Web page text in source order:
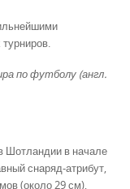
по футболу (англ.
Шотландии в начале
снаряд-атрибут,
(около 29 см),